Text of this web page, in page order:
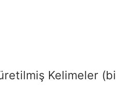
Kelimeler